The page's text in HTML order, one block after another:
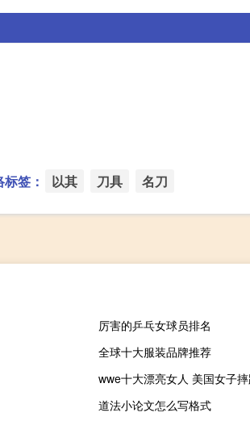
签： 以其 刀具 名刀
厉害的乒乓女球员排名
全球十大服装品牌推荐
wwe十大漂亮女人 美国女子
道法小论文怎么写格式